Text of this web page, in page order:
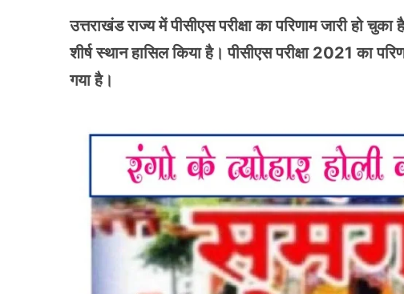
उत्तराखंड राज्य में पीसीएस परीक्षा का परिणाम जारी हो
शीर्ष स्थान हासिल किया है। पीसीएस परीक्षा 2021 का
गया है।